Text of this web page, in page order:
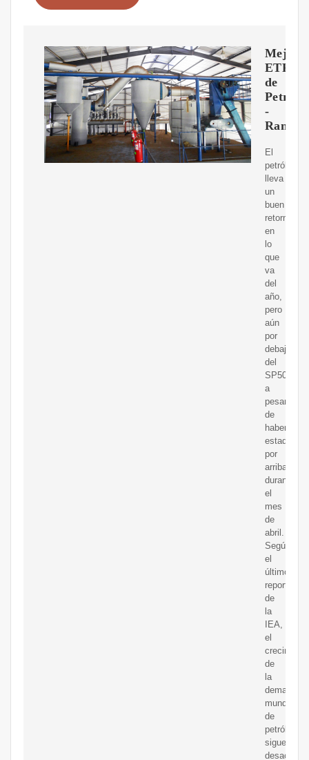
ETFs
de
-
Rankia
El
petróleo
lleva
un
buen
retorno
en
lo
que
va
del
año,
pero
aún
por
debajo
del
SP500
a
pesar
de
haber
estado
por
arriba
durante
el
mes
de
abril.
Según
el
último
reporte
de
la
IEA,
el
de
la
demanda
mundial
de
petróleo
sigue